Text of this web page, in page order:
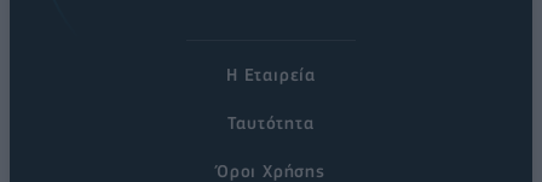
Η Εταιρεία
Ταυτότητα
Όροι Χρήσης